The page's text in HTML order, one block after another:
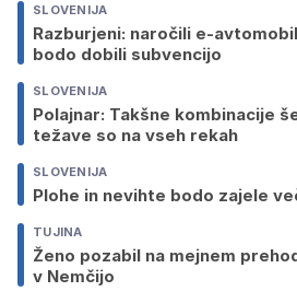
SLOVENIJA
Razburjeni: naročili e-
bodo dobili subvencijo
SLOVENIJA
Polajnar: Takšne kombinacije
težave so na vseh rekah
SLOVENIJA
Plohe in nevihte bodo zajele
TUJINA
Ženo pozabil na mejnem
v Nemčijo